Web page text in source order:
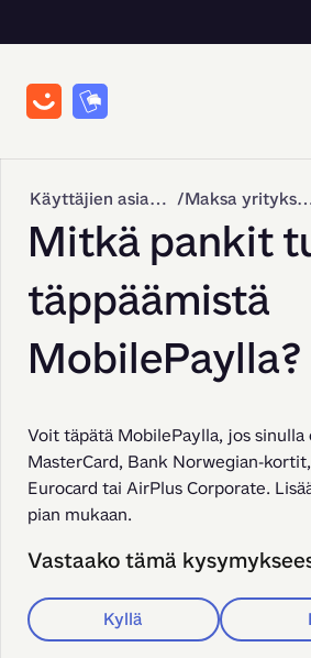
Käyttäjien asiakastuki Maksa
Mitkä pankit
täppäämistä
MobilePaylla?
Voit täpätä MobilePaylla, jos sinulla
MasterCard, Bank Norwegian-
Eurocard tai AirPlus Corporate.
pian mukaan.
Vastaako tämä
Kyllä